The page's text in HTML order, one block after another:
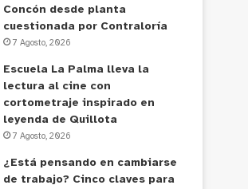
Concón desde planta
cuestionada por Contraloría
7 Agosto, 2026
Escuela La Palma lleva la
lectura al cine con
cortometraje inspirado en
leyenda de Quillota
7 Agosto, 2026
¿Está pensando en cambiarse
de trabajo? Cinco claves para